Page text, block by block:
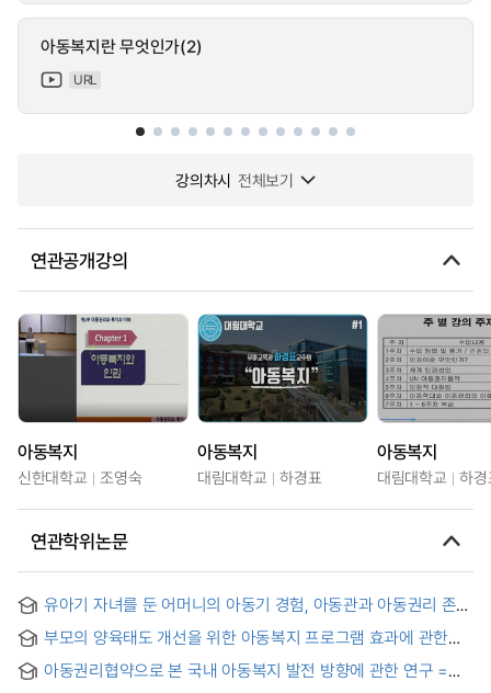
아동복지란 무엇인가(2)
URL
강의차시 전체보기
연관공개강의
아동복지
신한대학교 조영숙
아동복지
대림대학교 하경표
아동복지
대림대학교 하
연관학위논문
유아기 자녀를 둔 어머니의 아동기 경험, 아동관과 아동권리 존중
부모의 양육태도 개선을 위한 아동복지 프로그램 효과에 관한
부모교육프로그램을 중심으로 = A Study on Effects of
아동권리협약으로 본 국내 아동복지 발전 방향에 관한 연구 =